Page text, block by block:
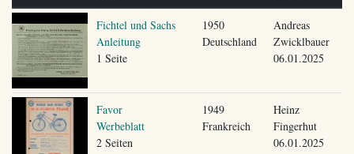
Fichtel und Sachs
Anleitung
1 Seite
1950
Deutschland
Andreas
Zwicklbauer
06.01.2025
Favor
Werbeblatt
2 Seiten
1949
Frankreich
Heinz
Fingerhut
06.01.2025